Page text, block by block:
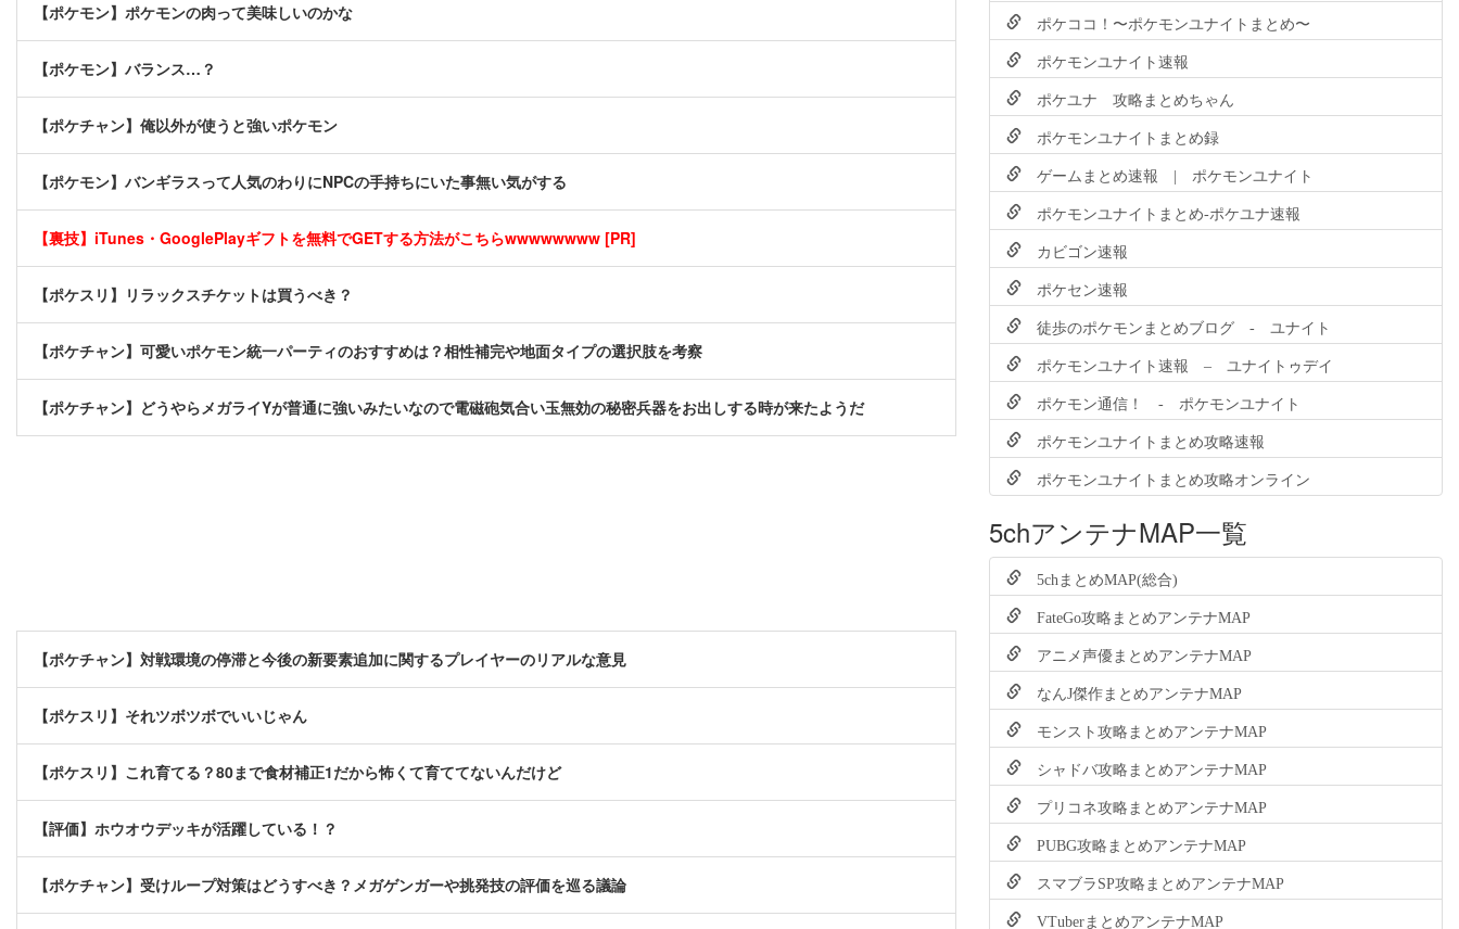
【ポケモン】ポケモンの肉って美味しいのかな
【ポケモン】バランス…？
【ポケチャン】俺以外が使うと強いポケモン
【ポケモン】バンギラスって人気のわりにNPCの手持ちにいた事無い気がする
【裏技】iTunes・GooglePlayギフトを無料でGETする方法がこちらwwwwwwww [PR]
【ポケスリ】リラックスチケットは買うべき？
【ポケチャン】可愛いポケモン統一パーティのおすすめは？相性補完や地面タイプの選択肢を考察
【ポケチャン】どうやらメガライYが普通に強いみたいなので電磁砲気合い玉無効の秘密兵器をお出しする時が来たようだ
【ポケチャン】対戦環境の停滞と今後の新要素追加に関するプレイヤーのリアルな意見
【ポケスリ】それツボツボでいいじゃん
【ポケスリ】これ育てる？80まで食材補正1だから怖くて育ててないんだけど
【評価】ホウオウデッキが活躍している！？
【ポケチャン】受けループ対策はどうすべき？メガゲンガーや挑発技の評価を巡る議論
ポケココ！〜ポケモンユナイトまとめ〜
ポケモンユナイト速報
ポケユナ 攻略まとめちゃん
ポケモンユナイトまとめ録
ゲームまとめ速報 | ポケモンユナイト
ポケモンユナイトまとめ-ポケユナ速報
カビゴン速報
ポケセン速報
徒歩のポケモンまとめブログ - ユナイト
ポケモンユナイト速報 – ユナイトゥデイ
ポケモン通信！ - ポケモンユナイト
ポケモンユナイトまとめ攻略速報
ポケモンユナイトまとめ攻略オンライン
5chアンテナMAP一覧
5chまとめMAP(総合)
FateGo攻略まとめアンテナMAP
アニメ声優まとめアンテナMAP
なんJ傑作まとめアンテナMAP
モンスト攻略まとめアンテナMAP
シャドバ攻略まとめアンテナMAP
プリコネ攻略まとめアンテナMAP
PUBG攻略まとめアンテナMAP
スマブラSP攻略まとめアンテナMAP
VTuberまとめアンテナMAP